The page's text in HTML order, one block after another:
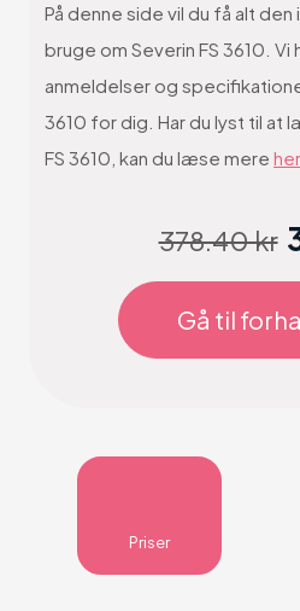
På denne side vil du få alt
bruge om Severin FS 3610. Vi
anmeldelser og
3610 for dig. Har du lyst til at
FS 3610, kan du læse mere her.
378.40 kr
Gå til
Priser